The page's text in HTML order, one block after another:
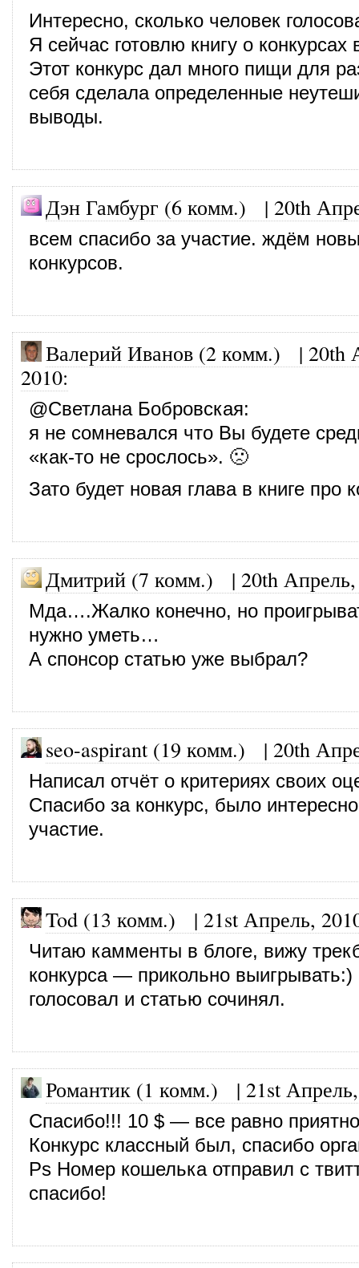
Интересно, сколько человек
Я сейчас готовлю книгу о конкурсах
Этот конкурс дал много пищи для
себя сделала определенные
выводы.
Дэн Гамбург (6 комм.) | 20th
всем спасибо за участие. ждём
конкурсов.
Валерий Иванов (2 комм.) | 20th
2010:
@Светлана Бобровская:
я не сомневался что Вы будете
«как-то не срослось». 🙁
Зато будет новая глава в книге про
Дмитрий (7 комм.) | 20th
Мда….Жалко конечно, но
нужно уметь…
А спонсор статью уже выбрал?
seo-aspirant (19 комм.) | 20th
Написал отчёт о критериях своих
Спасибо за конкурс, было
участие.
Tod (13 комм.) | 21st Апрель,
Читаю камменты в блоге, вижу
конкурса — прикольно
голосовал и статью сочинял.
Романтик (1 комм.) | 21st
Спасибо!!! 10 $ — все равно
Конкурс классный был, спасибо
Ps Номер кошелька отправил с
спасибо!